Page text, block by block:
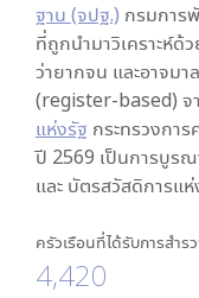
ฐาน (จปฐ.) กรมการ
ที่ถูกนำมาวิเคราะห์
ว่ายากจน และอาจม
(register-based) จ
แห่งรัฐ กระทรวงการ
ปี 2569 เป็นการบูรณ
และ บัตรสวัสดิการแ
ครัวเรือนที่ได้รับการสำร
4,420